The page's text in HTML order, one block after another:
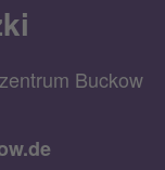
Buckow